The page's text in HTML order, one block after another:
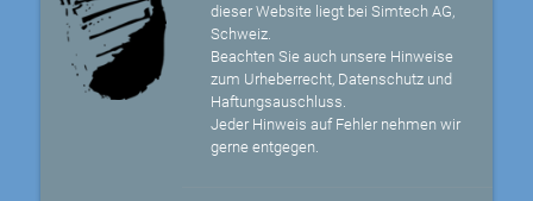
dieser Website liegt bei Simtech AG,
Schweiz.
Beachten Sie auch unsere Hinweise
zum Urheberrecht, Datenschutz und
Haftungsauschluss.
Jeder Hinweis auf Fehler nehmen wir
gerne entgegen.